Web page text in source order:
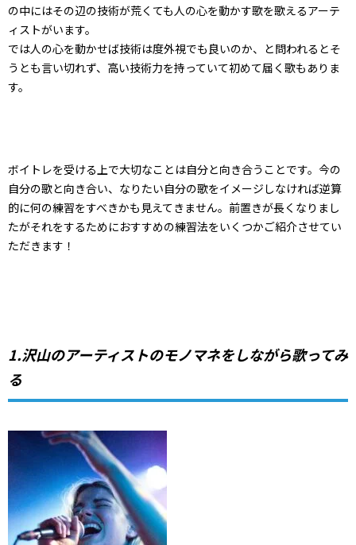
の中にはその辺の技術が荒くても人の心を動かす歌を歌えるアーテ
ィストがいます。
では人の心を動かせば技術は度外視でも良いのか、と問われるとそ
うとも言い切れず、高い技術力を持っていて初めて届く歌もありま
す。
ボイトレを受ける上で大切なことは自分と向き合うことです。今の
自分の歌と向き合い、なりたい自分の歌をイメージしなければ逆算
的に何の練習をすべきかも見えてきません。前置きが長くなりまし
たがそれをするためにおすすめの練習法をいくつかご紹介させてい
ただきます！
1.沢山のアーティストのモノマネをしながら歌ってみ
る